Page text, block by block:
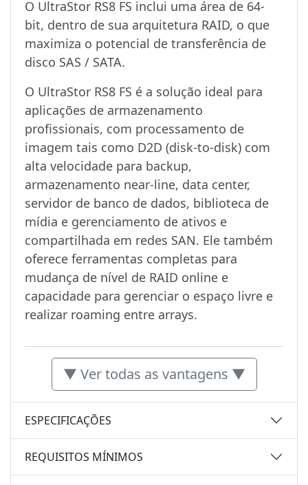
O UltraStor RS8 FS inclui uma área de 64-
bit, dentro de sua arquitetura RAID, o que
maximiza o potencial de transferência de
disco SAS / SATA.
O UltraStor RS8 FS é a solução ideal para
aplicações de armazenamento
profissionais, com processamento de
imagem tais como D2D (disk-to-disk) com
alta velocidade para backup,
armazenamento near-line, data center,
servidor de banco de dados, biblioteca de
mídia e gerenciamento de ativos e
compartilhada em redes SAN. Ele também
oferece ferramentas completas para
mudança de nível de RAID online e
capacidade para gerenciar o espaço livre e
realizar roaming entre arrays.
▼ Ver todas as vantagens ▼
ESPECIFICAÇÕES
REQUISITOS MÍNIMOS